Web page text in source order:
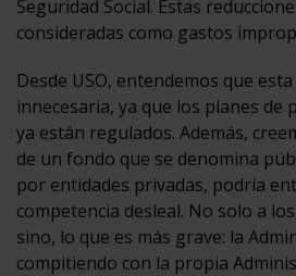
Seguridad Social. Estas
consideradas como gastos
Desde USO, entendemos que
innecesaria, ya que los planes de
ya están regulados. Además,
de un fondo que se denomina
por entidades privadas, podría
competencia desleal. No solo a
sino, lo que es más grave: la
compitiendo con la propia